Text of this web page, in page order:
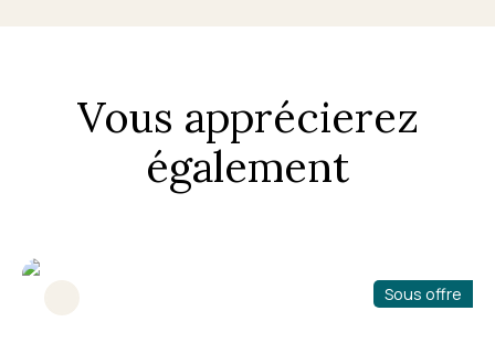
Vous apprécierez
également
Sous offre